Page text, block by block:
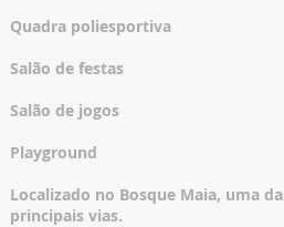
Quadra poliesportiva
Salão de festas
Salão de jogos
Playground
Localizado no Bosque Maia, uma
principais vias.